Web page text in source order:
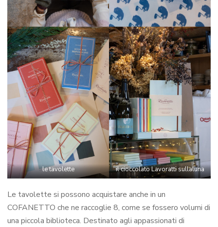
le tavolette il cioccolato Lavoratti sullaluna
Le tavolette si possono acquistare anche in un
COFANETTO che ne raccoglie 8, come se fossero volumi di
una piccola biblioteca. Destinato agli appassionati di